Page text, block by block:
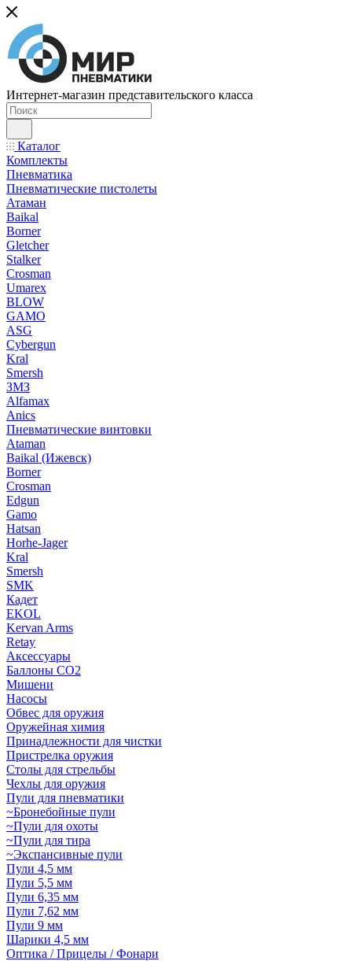
Интернет-магазин представительского класса
Каталог
Комплекты
Пневматика
Пневматические пистолеты
Атаман
Baikal
Borner
Gletcher
Stalker
Crosman
Umarex
BLOW
GAMO
ASG
Cybergun
Kral
Smersh
ЗМЗ
Alfamax
Anics
Пневматические винтовки
Ataman
Baikal (Ижевск)
Borner
Crosman
Edgun
Gamo
Hatsan
Horhe-Jager
Kral
Smersh
SMK
Кадет
EKOL
Kervan Arms
Retay
Аксессуары
Баллоны СО2
Мишени
Насосы
Обвес для оружия
Оружейная химия
Принадлежности для чистки
Пристрелка оружия
Столы для стрельбы
Чехлы для оружия
Пули для пневматики
~Бронебойные пули
~Пули для охоты
~Пули для тира
~Экспансивные пули
Пули 4,5 мм
Пули 5,5 мм
Пули 6,35 мм
Пули 7,62 мм
Пули 9 мм
Шарики 4,5 мм
Оптика / Прицелы / Фонари